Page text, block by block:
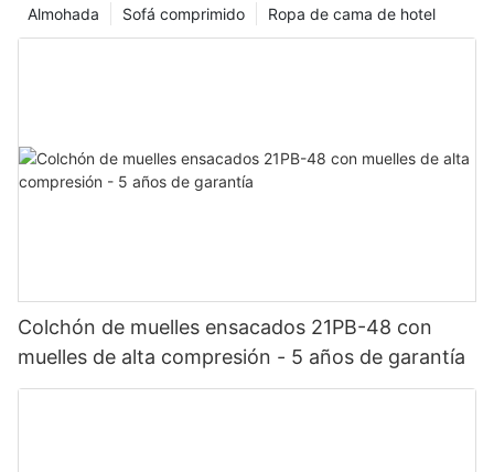
Ropa de cama de hotel
Sofá comprimido
Almohada
Colchón de muelles ensacados 21PB-48 con
muelles de alta compresión - 5 años de garantía